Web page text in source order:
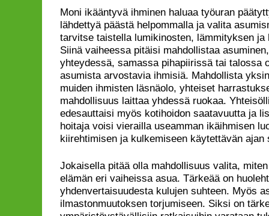
Moni ikääntyvä ihminen haluaa työuran
lähdettyä päästä helpommalla ja valita
tarvitse taistella lumikinosten, lämmityksen ja
Siinä vaiheessa pitäisi mahdollistaa
yhteydessä, samassa pihapiirissä tai talossa
asumista arvostavia ihmisiä. Mahdollista
muiden ihmisten läsnäolo, yhteiset
mahdollisuus laittaa yhdessä ruokaa.
edesauttaisi myös kotihoidon saatavuutta ja
hoitaja voisi vierailla useamman ikäihmisen
kiirehtimisen ja kulkemiseen käytettävän ajan
Jokaisella pitää olla mahdollisuus valita,
elämän eri vaiheissa asua. Tärkeää on
yhdenvertaisuudesta kulujen suhteen. Myös
ilmastonmuutoksen torjumiseen. Siksi on